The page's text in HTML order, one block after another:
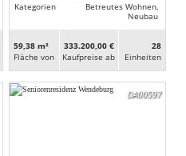
Kategorien
Betreutes Wohnen,
Neubau
59,38 m²
Fläche von
333.200,00 €
Kaufpreise ab
28
Ein­heiten
DA00597